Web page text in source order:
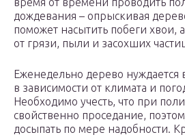
дождевания – опрыскивая
поможет насытить побеги хвои,
от грязи, пыли и засохших
Еженедельно дерево нуждается
в зависимости от климата и
Необходимо учесть, что при
свойственно проседание,
досыпать по мере надобности.